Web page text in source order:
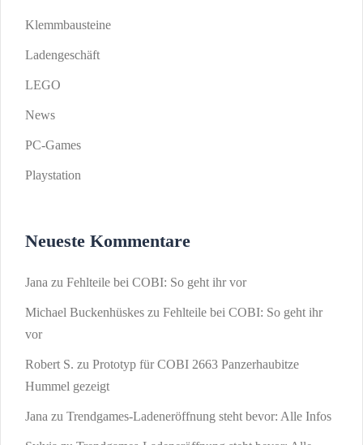
Klemmbausteine
Ladengeschäft
LEGO
News
PC-Games
Playstation
Neueste Kommentare
Jana zu Fehlteile bei COBI: So geht ihr vor
Michael Buckenhüskes zu Fehlteile bei COBI: So geht ihr
vor
Robert S. zu Prototyp für COBI 2663 Panzerhaubitze
Hummel gezeigt
Jana zu Trendgames-Ladeneröffnung steht bevor: Alle Infos